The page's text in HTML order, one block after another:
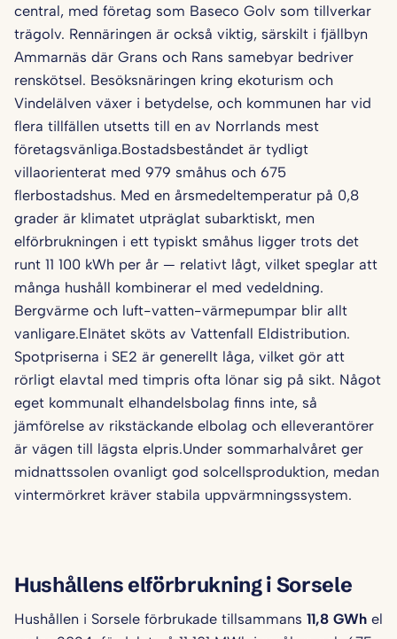
central, med företag som Baseco Golv som tillverkar
trägolv. Rennäringen är också viktig, särskilt i fjällbyn
Ammarnäs där Grans och Rans samebyar bedriver
renskötsel. Besöksnäringen kring ekoturism och
Vindelälven växer i betydelse, och kommunen har vid
flera tillfällen utsetts till en av Norrlands mest
företagsvänliga.Bostadsbeståndet är tydligt
villaorienterat med 979 småhus och 675
flerbostadshus. Med en årsmedeltemperatur på 0,8
grader är klimatet utpräglat subarktiskt, men
elförbrukningen i ett typiskt småhus ligger trots det
runt 11 100 kWh per år — relativt lågt, vilket speglar att
många hushåll kombinerar el med vedeldning.
Bergvärme och luft-vatten-värmepumpar blir allt
vanligare.Elnätet sköts av Vattenfall Eldistribution.
Spotpriserna i SE2 är generellt låga, vilket gör att
rörligt elavtal med timpris ofta lönar sig på sikt. Något
eget kommunalt elhandelsbolag finns inte, så
jämförelse av rikstäckande elbolag och elleverantörer
är vägen till lägsta elpris.Under sommarhalvåret ger
midnattssolen ovanligt god solcellsproduktion, medan
vintermörkret kräver stabila uppvärmningssystem.
Hushållens elförbrukning i Sorsele
Hushållen i Sorsele förbrukade tillsammans 11,8 GWh el